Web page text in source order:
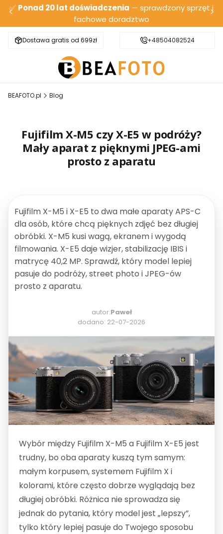
✅ Ponad 20 lat doświadczenia — sprawdzony sprzęt i
fachowe doradztwo
Dostawa gratis od 699zł Bezpieczna wysyłka
+48504082524
BEAFOTO.pl Blog
Fujifilm X-M5 czy X-E5 w podróży?
Mały aparat z pięknymi JPEG-ami
prosto z aparatu
Fujifilm X-M5 i X-E5 to dwa małe aparaty APS-C
dla osób, które chcą pięknych zdjęć bez długiej
obróbki. X-M5 kusi wagą, ekranem i wygodą
filmowania. X-E5 daje wizjer, stabilizację IBIS i
matrycę 40,2 MP. Sprawdź, który model lepiej
pasuje do podróży, street photo i JPEG-ów
prosto z aparatu.
autor:Paweł
dodano: 22-07-2026
Wybór między Fujifilm X-M5 a Fujifilm X-E5 jest
trudny, bo oba aparaty kuszą tym samym:
małym korpusem, systemem Fujifilm X i
kolorami, które często dobrze wyglądają bez
długiej obróbki. Różnica nie sprowadza się
jednak do pytania, który model jest „lepszy”,
tylko który lepiej pasuje do Twojego sposobu